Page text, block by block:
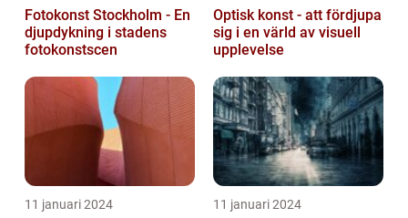
Fotokonst Stockholm - En
djupdykning i stadens
fotokonstscen
Optisk konst - att fördjupa
sig i en värld av visuell
upplevelse
11 januari 2024 11 januari 2024